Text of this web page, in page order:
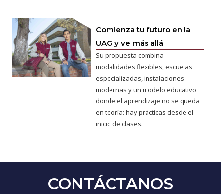
Comienza tu futuro en la
UAG y ve más allá
Su propuesta combina
modalidades flexibles, escuelas
especializadas, instalaciones
modernas y un modelo educativo
donde el aprendizaje no se queda
en teoría: hay prácticas desde el
inicio de clases.
CONTÁCTANOS